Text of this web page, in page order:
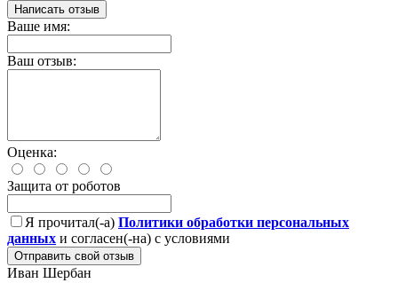
Написать отзыв
Ваше имя:
Ваш отзыв:
Оценка:
Защита от роботов
Я прочитал(-а) Политики обработки персональных
данных и согласен(-на) с условиями
Отправить свой отзыв
Иван Шербан